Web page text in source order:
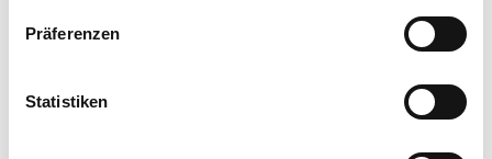
Präferenzen
Statistiken